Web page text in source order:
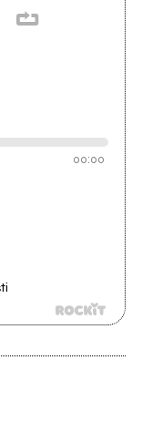
00:00